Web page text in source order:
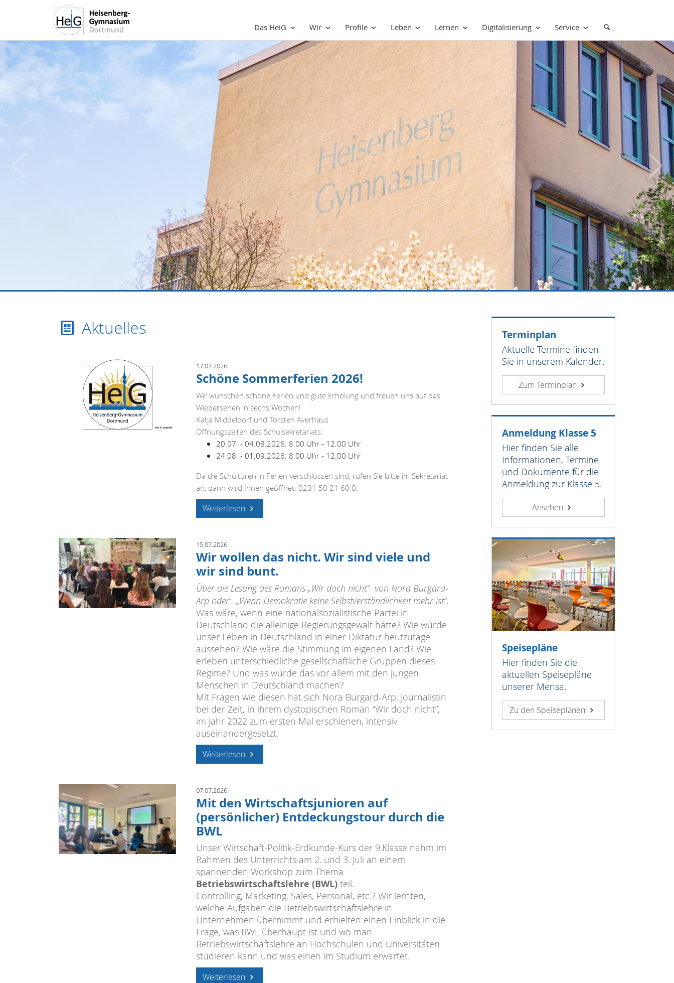
Das HeiG Wir Profile Leben Lernen Digitalisierung Service
Aktuelles
17.07.2026
Schöne Sommerferien 2026!
Wir wünschen schöne Ferien und gute Erholung und freuen uns auf das
Wiedersehen in sechs Wochen!
Katja Middeldorf und Torsten Averhaus
Öffnungszeiten des Schulsekretariats:
20.07. - 04.08.2026: 8.00 Uhr - 12.00 Uhr
24.08. - 01.09.2026: 8.00 Uhr - 12.00 Uhr
Da die Schultüren in Ferien verschlossen sind, rufen Sie bitte im Sekretariat
an, dann wird Ihnen geöffnet: 0231 50 21 60 0.
Weiterlesen
15.07.2026
Wir wollen das nicht. Wir sind viele und
wir sind bunt.
Über die Lesung des Romans „Wir doch nicht“ von Nora Burgard-
Arp oder: „Wenn Demokratie keine Selbstverständlichkeit mehr ist“.
Was wäre, wenn eine nationalsozialistische Partei in
Deutschland die alleinige Regierungsgewalt hätte? Wie würde
unser Leben in Deutschland in einer Diktatur heutzutage
aussehen? Wie wäre die Stimmung im eigenen Land? Wie
erleben unterschiedliche gesellschaftliche Gruppen dieses
Regime? Und was würde das vor allem mit den jungen
Menschen in Deutschland machen?
Mit Fragen wie diesen hat sich Nora Burgard-Arp, Journalistin
bei der Zeit, in ihrem dystopischen Roman “Wir doch nicht”,
im Jahr 2022 zum ersten Mal erschienen, intensiv
auseinandergesetzt.
Weiterlesen
07.07.2026
Mit den Wirtschaftsjunioren auf
(persönlicher) Entdeckungstour durch die
BWL
Unser Wirtschaft-Politik-Erdkunde-Kurs der 9.Klasse nahm im
Rahmen des Unterrichts am 2. und 3. Juli an einem
spannenden Workshop zum Thema
Betriebswirtschaftslehre (BWL) teil.
Controlling, Marketing, Sales, Personal, etc.? Wir lernten,
welche Aufgaben die Betriebswirtschaftslehre in
Unternehmen übernimmt und erhielten einen Einblick in die
Frage, was BWL überhaupt ist und wo man
Betriebswirtschaftslehre an Hochschulen und Universitäten
studieren kann und was einen im Studium erwartet.
Weiterlesen
Terminplan
Aktuelle Termine finden
Sie in unserem Kalender.
Zum Terminplan
Anmeldung Klasse 5
Hier finden Sie alle
Informationen, Termine
und Dokumente für die
Anmeldung zur Klasse 5.
Ansehen
Speisepläne
Hier finden Sie die
aktuellen Speisepläne
unserer Mensa.
Zu den Speiseplänen